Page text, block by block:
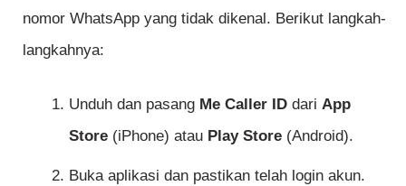
nomor WhatsApp yang tidak dikenal. Berikut langkah-
langkahnya:
Unduh dan pasang Me Caller ID dari App
Store (iPhone) atau Play Store (Android).
Buka aplikasi dan pastikan telah login akun.